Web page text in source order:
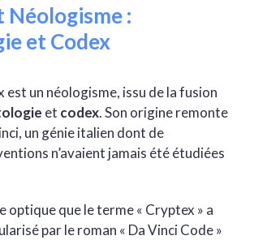
Néologisme :
et Codex
est un néologisme, issu de la fusion
et codex. Son origine remonte
un génie italien dont de
n’avaient jamais été étudiées
optique que le terme « Cryptex » a
par le roman « Da Vinci Code »